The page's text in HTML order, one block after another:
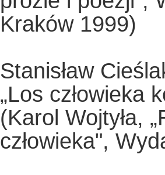
Kraków 1999)
Stanisław
„Los człowieka
(Karol Wojtyła,
człowieka",